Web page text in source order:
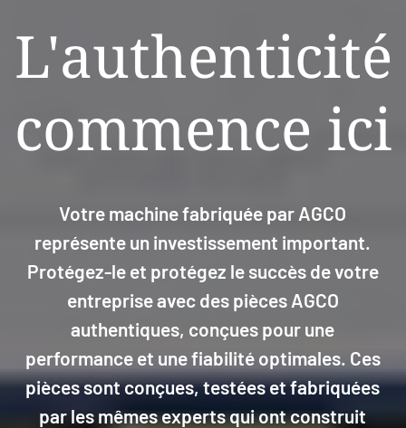
L'authenticité
commence ici
Votre machine fabriquée par AGCO
représente un investissement important.
Protégez-le et protégez le succès de votre
entreprise avec des pièces AGCO
authentiques, conçues pour une
performance et une fiabilité optimales. Ces
pièces sont conçues, testées et fabriquées
par les mêmes experts qui ont construit